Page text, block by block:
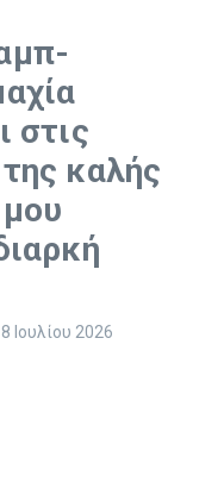
στις
καλής
8 Ιουλίου 2026